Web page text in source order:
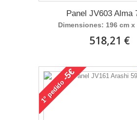
Panel JV603 Alma
Dimensiones: 196 cm x
518,21 €
1°
pedido
-5€